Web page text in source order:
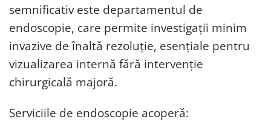
semnificativ este departamentul de
endoscopie, care permite investigații minim
invazive de înaltă rezoluție, esențiale pentru
vizualizarea internă fără intervenție
chirurgicală majoră.
Serviciile de endoscopie acoperă: